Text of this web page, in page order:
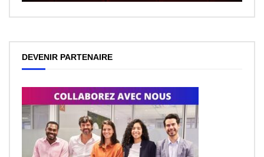
DEVENIR PARTENAIRE